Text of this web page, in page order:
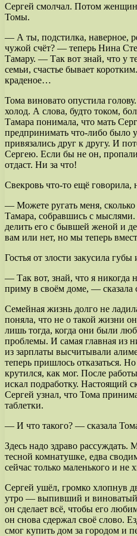
Сергей смолчал. Потом
Томы.
— А ты, подстилка, наверное,
чужой счёт? — теперь Нина
Тамару. — Так вот знай, что у
семьи, счастье бывает
краденое…
Тома виновато опустила
холод. А слова, будто током,
Тамара понимала, что мать
предпринимать что-либо
привязались друг к другу. И
Сергею. Если бы не он,
отдаст. Ни за что!
Свекровь что-то ещё
— Можете ругать меня, сколько
Тамара, собравшись с
делить его с бывшей женой и
вам или нет, но мы теперь
Гостья от злости закусила
— Так вот, знай, что я никогда
приму в своём доме, — сказала
Семейная жизнь долго не
поняла, что не о такой жизни
лишь тогда, когда они были
проблемы. И самая главная из
из зарплаты высчитывали
теперь пришлось отказаться.
крутился, как мог. После
искал подработку. Настоящий
Сергей узнал, что Тома
таблетки.
— И что такого? — сказала
Здесь надо здраво
тесной комнатушке, едва
сейчас только маленького и не
Сергей ушёл, громко хлопнув
утро — выпивший и
он сделает всё, чтобы его
он снова сдержал своё слово.
смог купить дом за городом и